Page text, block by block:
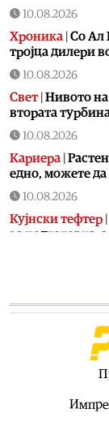
10.08.2026
Хроника Со Ал
тројца дилери
10.08.2026
Свет| Нивото на
втората
10.08.2026
Кариера
едно, можете
10.08.2026
Кујнски тефтер
за подготовка,
обвинувања
следните два